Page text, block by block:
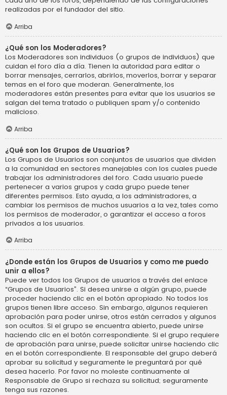
realizadas por el fundador del sitio.
Arriba
¿Qué son los Moderadores?
Los Moderadores son individuos (o grupos de individuos) que
cuidan el foro día a día. Tienen la autoridad para editar o
borrar mensajes, cerrarlos, abrirlos, moverlos, borrar y separar
temas en el foro que moderan. Generalmente, los
moderadores están presentes para evitar que los usuarios se
salgan del tema tratado o publiquen spam y/o contenido
malicioso.
Arriba
¿Qué son los Grupos de Usuarios?
Los Grupos de Usuarios son conjuntos de usuarios que dividen
a la comunidad en sectores manejables con los cuales puede
trabajar los administradores del foro. Cada usuario puede
pertenecer a varios grupos y cada grupo puede tener
diferentes permisos. Esto ayuda, a los administradores, a
cambiar los permisos de muchos usuarios a la vez, tales como
los permisos de moderador, o garantizar el acceso a foros
privados a los usuarios.
Arriba
¿Donde están los Grupos de Usuarios y como me puedo
unir a ellos?
Puede ver todos los Grupos de usuarios a través del enlace
“Grupos de Usuarios”. Si desea unirse a algún grupo, puede
proceder haciendo clic en el botón apropiado. No todos los
grupos tienen libre acceso. Sin embargo, algunos requieren
aprobación para poder unirse, otros están cerrados y algunos
son ocultos. Si el grupo se encuentra abierto, puede unirse
haciendo clic en el botón correspondiente. Si el grupo requiere
de aprobación para unirse, puede solicitar unirse haciendo clic
en el botón correspondiente. El responsable del grupo deberá
aprobar su solicitud y seguramente le preguntará por qué
desea hacerlo. Por favor no moleste continuamente al
Responsable de Grupo si rechaza su solicitud; seguramente
tenga sus razones.